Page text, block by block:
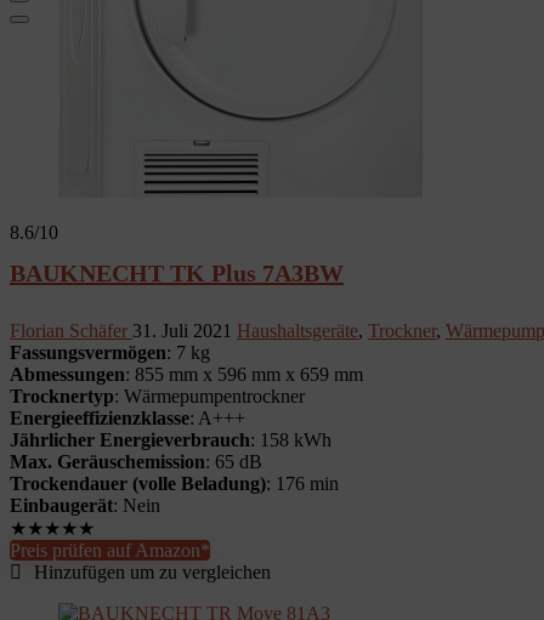
8.6/10
BAUKNECHT TK Plus 7A3BW
Florian Schäfer 31. Juli 2021 Haushaltsgeräte, Trockner,
Fassungsvermögen: 7 kg
Abmessungen: 855 mm x 596 mm x 659 mm
Trocknertyp: Wärmepumpentrockner
Energieeffizienzklasse: A+++
Jährlicher Energieverbrauch: 158 kWh
Max. Geräuschemission: 65 dB
Trockendauer (volle Beladung): 176 min
Einbaugerät: Nein
★★★★★
Preis prüfen auf Amazon*
Hinzufügen um zu vergleichen